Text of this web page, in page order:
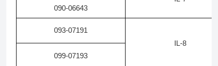
090-06643
093-07191
IL-8
099-07193